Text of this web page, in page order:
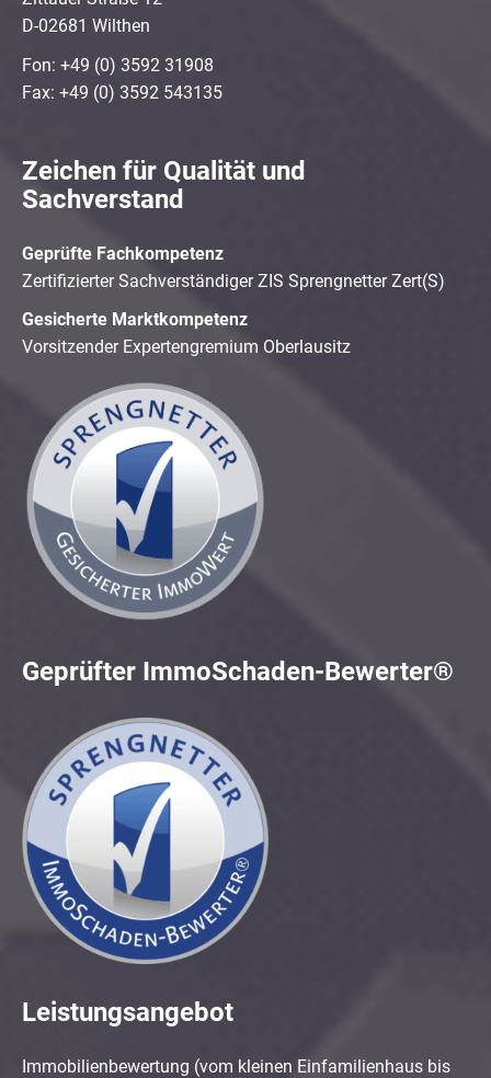
D-02681 Wilthen
Fon: +49 (0) 3592 31908
Fax: +49 (0) 3592 543135
Zeichen für Qualität und
Sachverstand
Geprüfte Fachkompetenz
Zertifizierter Sachverständiger ZIS Sprengnetter Zert(S)
Gesicherte Marktkompetenz
Vorsitzender Expertengremium Oberlausitz
Geprüfter ImmoSchaden-Bewerter®
Leistungsangebot
Immobilienbewertung (vom kleinen Einfamilienhaus bis